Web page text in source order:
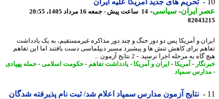
تحریم های جدید آمریکا علیه ایران
ایران- سیاسی-14 ساعت پیش - جمعه 16 مرداد 1405، 20:55
و آمریکا پس دو دور جنگ و چند دور مذاکره غیرمستقیم، به یک یادداشت
برای کاهش تنش ها و پیشبرد مسیر دیپلماسی دست یافتند اما این تفاهم
به مرحله اجرا نرسید. - 2 نتایج آزمون ...
-آمریکا- ایران و آمریکا- یادداشت تفاهم-حکومت اسلامی-حمله پهپادی
سمپاد
نتایج آزمون مدارس سمپاد اعلام شد/ ثبت نام پذیرفته شدگان